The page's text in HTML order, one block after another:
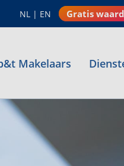
NL | EN Gratis
Makelaars